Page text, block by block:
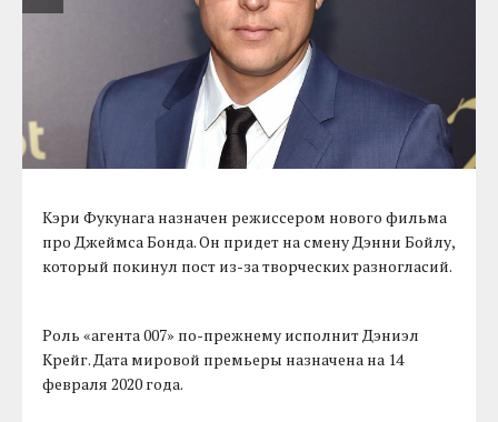
Кэри Фукунага назначен режиссером нового фильма
про Джеймса Бонда. Он придет на смену Дэнни Бойлу,
который покинул пост из-за творческих разногласий.
Роль «агента 007» по-прежнему исполнит Дэниэл
Крейг. Дата мировой премьеры назначена на 14
февраля 2020 года.